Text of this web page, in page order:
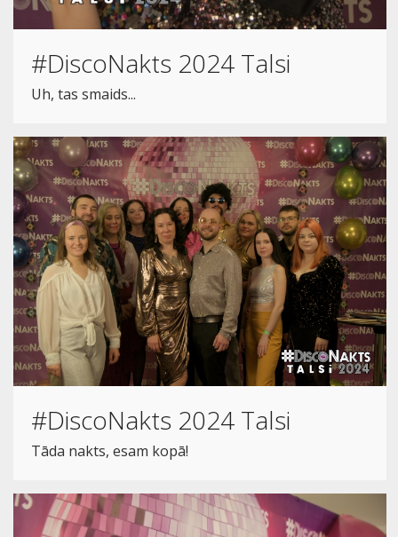
#DiscoNakts 2024 Talsi
Uh, tas smaids...
#DiscoNakts 2024 Talsi
Tāda nakts, esam kopā!